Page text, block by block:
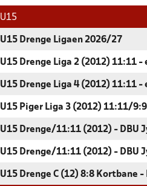
U15
U15 Drenge Ligaen 2026/27
U15 Drenge Liga 2 (2012) 11:11 -
U15 Drenge Liga 4 (2012) 11:11 -
U15 Piger Liga 3 (2012) 11:11/
U15 Drenge/11:11 (2012) - DBU
U15 Drenge/11:11 (2012) - DBU
U15 Drenge C (12) 8:8 Kortbane